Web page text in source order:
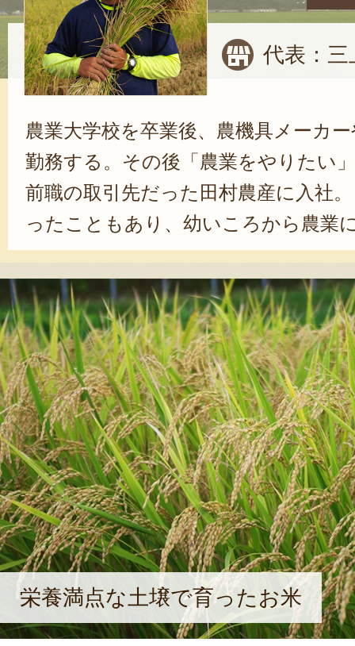
代表：三
農業大学校を卒業後、農機具メーカ
勤務する。その後「農業をやりたい
前職の取引先だった田村農産に入社
ったこともあり、幼いころから農業
たいと思っていました。農機具メー
り、最終的に現場にたどり着いた感
さんは笑う。モットーは、楽しみな
いう。「種まきから収穫まで、一連
と、やりがいが生まれます。自分が
『美味しかった』と言ってもらえる
なと思いますね」と、楽しそうに語
栄養満点な土壌で育ったお米